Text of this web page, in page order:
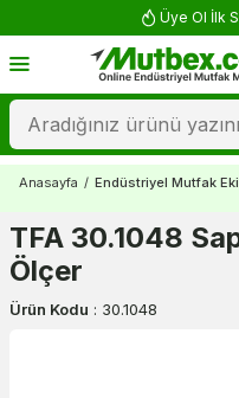
Üye Ol İlk
Anasayfa / Endüstriyel Mutfak
TFA 30.1048
Ölçer
Ürün Kodu : 30.1048